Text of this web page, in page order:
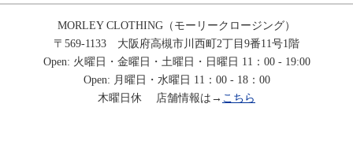
MORLEY CLOTHING（モーリークロージング）
〒569-1133 大阪府高槻市川西町2丁目9番11号1階
Open: 火曜日・金曜日・土曜日・日曜日 11：00 - 19:00
Open: 月曜日・水曜日 11：00 - 18：00
木曜日休 店舗情報は→ こちら